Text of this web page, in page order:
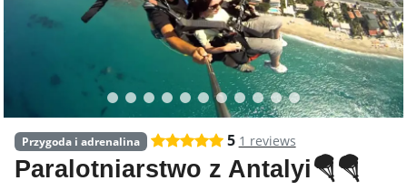
Przygoda i adrenalina 5 1 reviews
Paralotniarstwo z Antalyi🪂🪂